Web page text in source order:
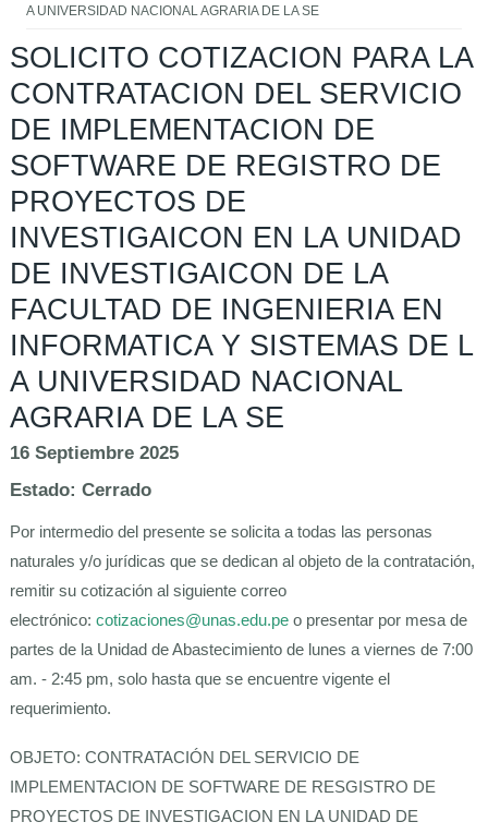
A UNIVERSIDAD NACIONAL AGRARIA DE LA SE
SOLICITO COTIZACION PARA LA
CONTRATACION DEL SERVICIO
DE IMPLEMENTACION DE
SOFTWARE DE REGISTRO DE
PROYECTOS DE
INVESTIGAICON EN LA UNIDAD
DE INVESTIGAICON DE LA
FACULTAD DE INGENIERIA EN
INFORMATICA Y SISTEMAS DE L
A UNIVERSIDAD NACIONAL
AGRARIA DE LA SE
16 Septiembre 2025
Estado:Cerrado
Por intermedio del presente se solicita a todas las personas
naturales y/o jurídicas que se dedican al objeto de la contratación,
remitir su cotización al siguiente correo
electrónico:cotizaciones@unas.edu.pe o presentar por mesa de
partes de la Unidad de Abastecimiento de lunes a viernes de 7:00
am. - 2:45 pm, solo hasta que se encuentre vigente el
requerimiento.
OBJETO: CONTRATACIÓN DEL SERVICIO DE
IMPLEMENTACION DE SOFTWARE DE RESGISTRO DE
PROYECTOS DE INVESTIGACION EN LA UNIDAD DE